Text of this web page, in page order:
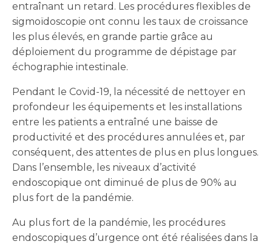
entraînant un retard. Les procédures flexibles de
sigmoïdoscopie ont connu les taux de croissance
les plus élevés, en grande partie grâce au
déploiement du programme de dépistage par
échographie intestinale.
Pendant le Covid-19, la nécessité de nettoyer en
profondeur les équipements et les installations
entre les patients a entraîné une baisse de
productivité et des procédures annulées et, par
conséquent, des attentes de plus en plus longues.
Dans l’ensemble, les niveaux d’activité
endoscopique ont diminué de plus de 90% au
plus fort de la pandémie.
Au plus fort de la pandémie, les procédures
endoscopiques d’urgence ont été réalisées dans la